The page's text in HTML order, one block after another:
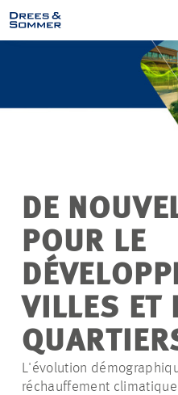
DE
POUR LE
VILLES ET
L'évolution
réchauffement